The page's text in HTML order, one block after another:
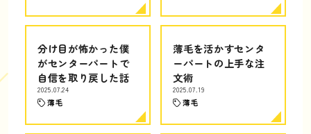
分け目が怖かった僕
がセンターパートで
自信を取り戻した話
2025.07.24
薄毛
薄毛を活かすセンタ
ーパートの上手な注
文術
2025.07.19
薄毛